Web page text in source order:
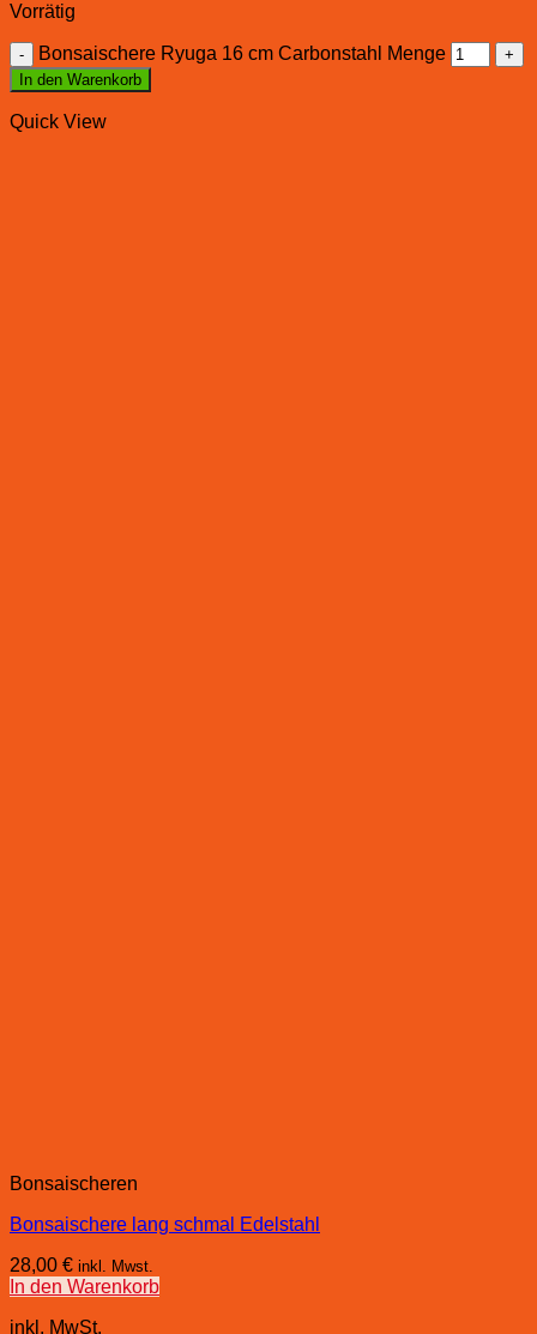
Vorrätig
Bonsaischere Ryuga 16 cm Carbonstahl Menge
In den Warenkorb
Quick View
Bonsaischeren
Bonsaischere lang schmal Edelstahl
28,00 € inkl. Mwst.
In den Warenkorb
inkl. MwSt.